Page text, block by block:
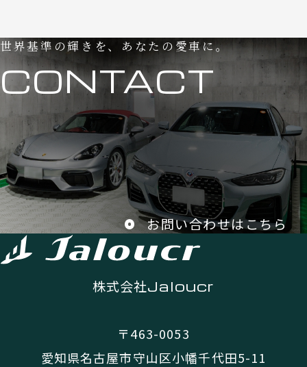
世界基準の輝きを、あなたの愛車に。
CONTACT
お問い合わせはこちら
株式会社Jaloucr
〒463-0053
愛知県名古屋市守山区小幡千代田5-11